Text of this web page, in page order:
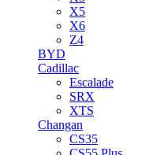
X5
X6
Z4
BYD
Cadillac
Escalade
SRX
XTS
Changan
CS35